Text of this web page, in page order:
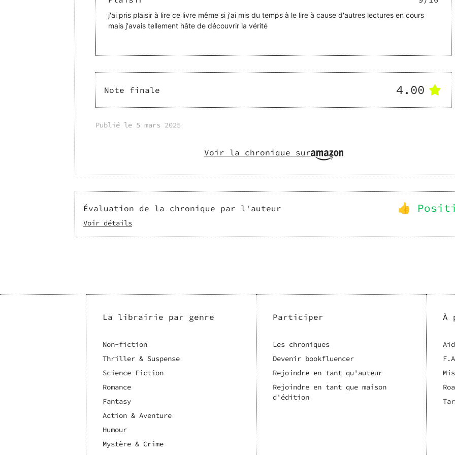
j'ai pris plaisir à lire ce livre même si j'ai mis du temps à le lire à cause d'autres lectures en cours
mais j'avais tellement hâte de découvrir la vérité
Note finale 4.00
Publié le 5 mars 2025
Voir la chronique sur
Évaluation de la chronique par l'auteur 👍
Voir détails
La librairie par genre
Non-fiction
Thriller & Suspense
Science-Fiction
Romance
Fantasy
Action & Aventure
Humour
Mystère & Crime
Participer
Les chroniques
Devenir bookfluencer
Rejoindre en tant qu'auteur
Rejoindre en tant que maison
d'édition
À